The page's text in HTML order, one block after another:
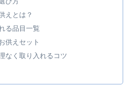
えとは？
る品目一覧
供えセット
なく取り入れるコツ